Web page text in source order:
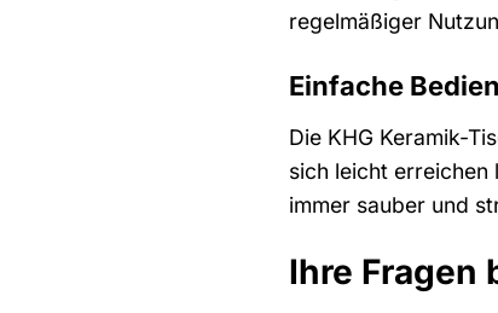
regelmäßiger
Einfache
Die KHG Keramik-
sich leicht erreichen
immer sauber und
Ihre Fragen